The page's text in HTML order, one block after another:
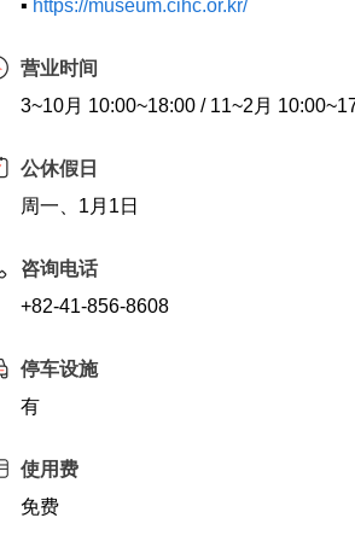
▪ https://museum.cihc.or.kr/
营业时间
3~10月 10:00~18:00 / 11~2月
公休假日
周一、1月1日
咨询电话
+82-41-856-8608
停车设施
有
使用费
免费